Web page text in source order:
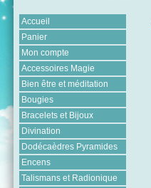
Accueil
Panier
Mon compte
Accessoires Magie
Bien être et méditation
Bougies
Bracelets et Bijoux
Divination
Dodécaèdres Pyramides
Encens
Talismans et Radionique